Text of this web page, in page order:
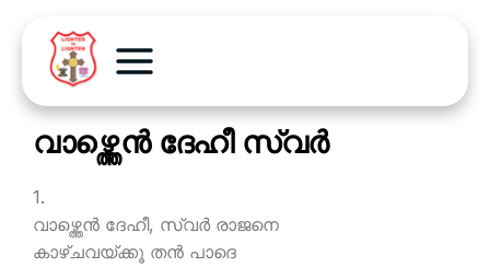
വാഴ്ത്തെന്‍ ദേഹീ സ്വര്‍
1.
വാഴ്ത്തെന്‍ ദേഹീ, സ്വര്‍ രാജനെ
കാഴ്ചവയ്ക്കൂ തന്‍ പാദെ